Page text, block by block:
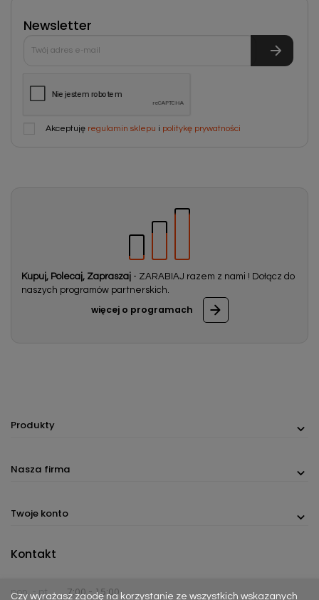
Newsletter
Akceptuję regulamin sklepu i politykę prywatności
Kupuj, Polecaj, Zapraszaj - ZARABIAJ razem z nami ! Dołącz do
naszych programów partnerskich.
więcej o programach
Produkty
Nasza firma
Twoje konto
Czy wyrażasz zgodę na korzystanie ze wszystkich wskazanych
Kontakt
pon. - pt. 7:00 - 15:00